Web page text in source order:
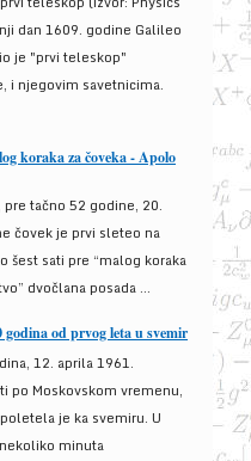
dan 1609. godine Galileo
je "prvi teleskop"
i njegovim savetnicima.
koraka za čoveka - Apolo
pre tačno 52 godine, 20.
čovek je prvi sleteo na
šest sati pre “malog koraka
dvočlana posada ...
od prvog leta u svemir
12. aprila 1961.
po Moskovskom vremenu,
je ka svemiru. U
minuta